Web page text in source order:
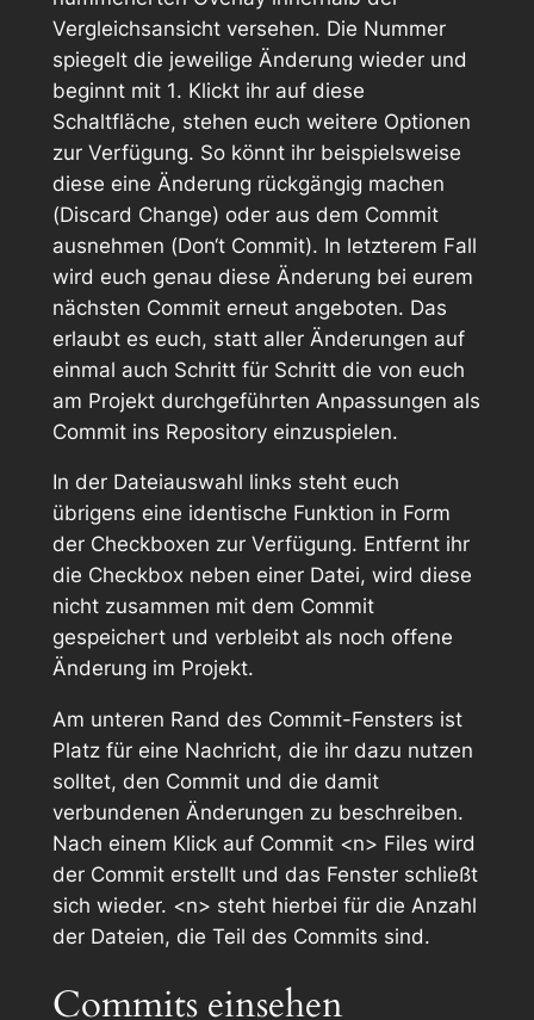
Vergleichsansicht versehen. Die Nummer
spiegelt die jeweilige Änderung wieder und
beginnt mit 1. Klickt ihr auf diese
Schaltfläche, stehen euch weitere Optionen
zur Verfügung. So könnt ihr beispielsweise
diese eine Änderung rückgängig machen
(Discard Change) oder aus dem Commit
ausnehmen (Don‘t Commit). In letzterem Fall
wird euch genau diese Änderung bei eurem
nächsten Commit erneut angeboten. Das
erlaubt es euch, statt aller Änderungen auf
einmal auch Schritt für Schritt die von euch
am Projekt durchgeführten Anpassungen als
Commit ins Repository einzuspielen.
In der Dateiauswahl links steht euch
übrigens eine identische Funktion in Form
der Checkboxen zur Verfügung. Entfernt ihr
die Checkbox neben einer Datei, wird diese
nicht zusammen mit dem Commit
gespeichert und verbleibt als noch offene
Änderung im Projekt.
Am unteren Rand des Commit-Fensters ist
Platz für eine Nachricht, die ihr dazu nutzen
solltet, den Commit und die damit
verbundenen Änderungen zu beschreiben.
Nach einem Klick auf Commit <n> Files wird
der Commit erstellt und das Fenster schließt
sich wieder. <n> steht hierbei für die Anzahl
der Dateien, die Teil des Commits sind.
Commits einsehen